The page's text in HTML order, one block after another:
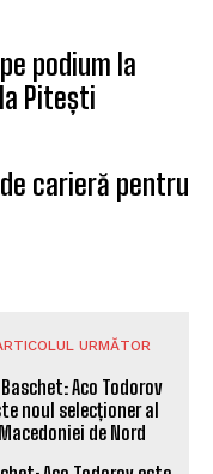
podium la
Pitești
carieră pentru
URMĂTOR